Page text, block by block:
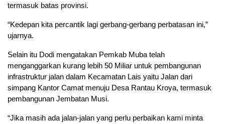
termasuk batas provinsi.
“Kedepan kita percantik lagi gerbang-gerbang perbatasan ini,”
ujarnya.
Selain itu Dodi mengatakan Pemkab Muba telah
menganggarkan kurang lebih 50 Miliar untuk pembangunan
infrastruktur jalan dalam Kecamatan Lais yaitu Jalan dari
simpang Kantor Camat menuju Desa Rantau Kroya, termasuk
pembangunan Jembatan Musi.
“Jika masih ada jalan-jalan yang perlu perbaikan kami minta